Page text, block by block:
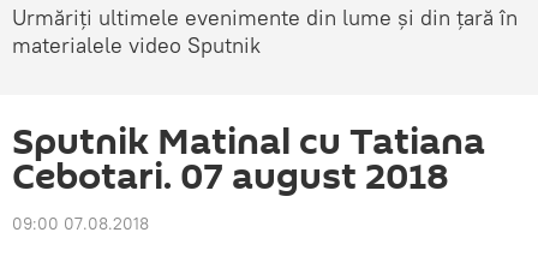
Urmăriți ultimele evenimente din lume și din țară în
materialele video Sputnik
Sputnik Matinal cu Tatiana
Cebotari. 07 august 2018
09:00 07.08.2018